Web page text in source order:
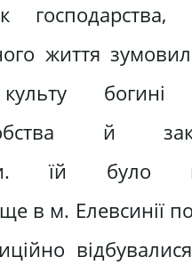
господарства,
життя
богині
й
їй було
в м. Елевсинії